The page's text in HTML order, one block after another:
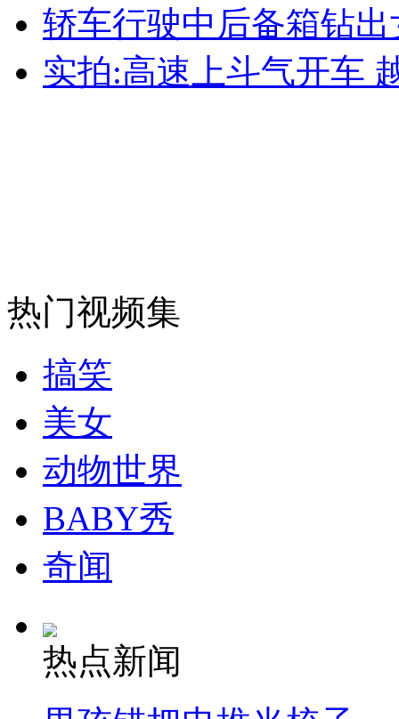
无痛分娩是否安全 医生回应
外交部：反对强权政治霸凌主义
走！跟着总书记去植树
消防员救轻生者
纽约上演“枕头大战”
司机酒驾遇交警 急速倒车逃窜
轿车行驶中后备箱钻
实拍:高速上斗气开车
热门视频集
搞笑
美女
动物世界
BABY秀
奇闻
热点新闻